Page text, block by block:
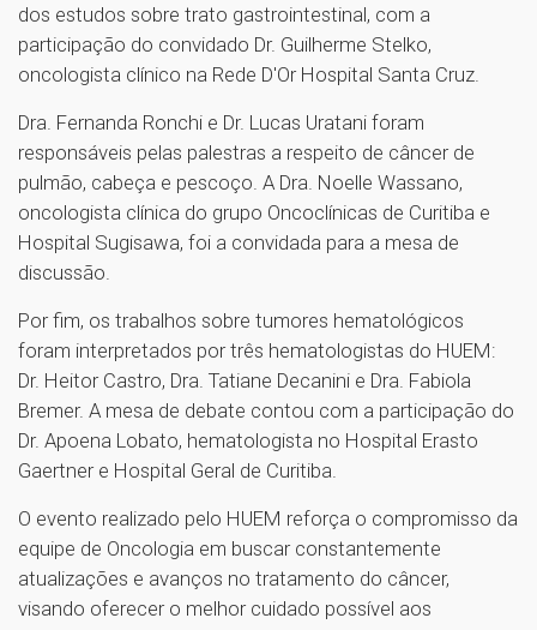
dos estudos sobre trato gastrointestinal, com a
participação do convidado Dr. Guilherme Stelko,
oncologista clínico na Rede D'Or Hospital Santa Cruz.
Dra. Fernanda Ronchi e Dr. Lucas Uratani foram
responsáveis pelas palestras a respeito de câncer de
pulmão, cabeça e pescoço. A Dra. Noelle Wassano,
oncologista clínica do grupo Oncoclínicas de Curitiba e
Hospital Sugisawa, foi a convidada para a mesa de
discussão.
Por fim, os trabalhos sobre tumores hematológicos
foram interpretados por três hematologistas do HUEM:
Dr. Heitor Castro, Dra. Tatiane Decanini e Dra. Fabiola
Bremer. A mesa de debate contou com a participação do
Dr. Apoena Lobato, hematologista no Hospital Erasto
Gaertner e Hospital Geral de Curitiba.
O evento realizado pelo HUEM reforça o compromisso da
equipe de Oncologia em buscar constantemente
atualizações e avanços no tratamento do câncer,
visando oferecer o melhor cuidado possível aos